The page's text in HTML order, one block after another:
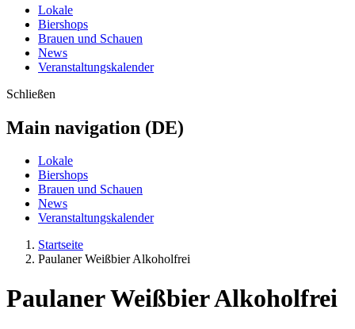
Lokale
Biershops
Brauen und Schauen
News
Veranstaltungskalender
Schließen
Main navigation (DE)
Lokale
Biershops
Brauen und Schauen
News
Veranstaltungskalender
Startseite
Paulaner Weißbier Alkoholfrei
Paulaner Weißbier Alkoholfrei